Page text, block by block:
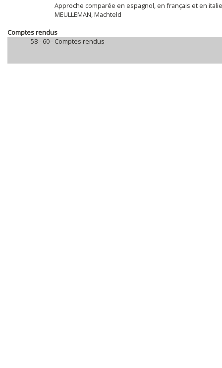
Approche comparée en espagnol, en français et en
MEULLEMAN, Machteld
Comptes rendus
58 - 60 - Comptes rendus